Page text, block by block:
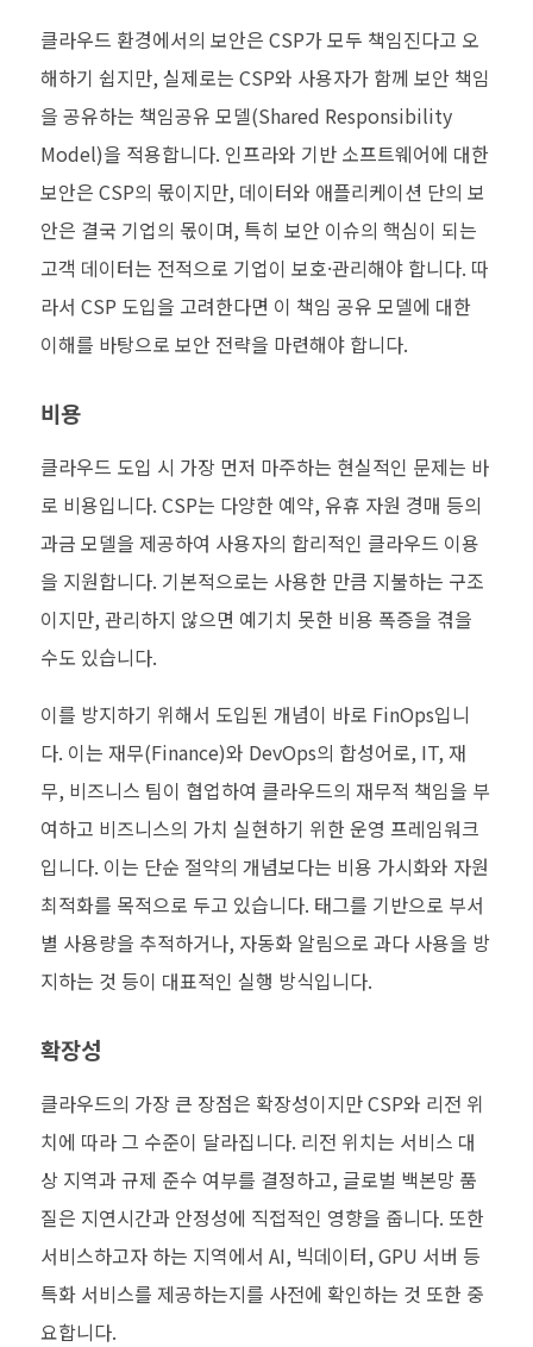
클라우드 환경에서의 보안은 CSP가 모두 책임진다고 오
해하기 쉽지만, 실제로는 CSP와 사용자가 함께 보안 책임
을 공유하는 책임공유 모델(Shared Responsibility
Model)을 적용합니다. 인프라와 기반 소프트웨어에 대한
보안은 CSP의 몫이지만, 데이터와 애플리케이션 단의 보
안은 결국 기업의 몫이며, 특히 보안 이슈의 핵심이 되는
고객 데이터는 전적으로 기업이 보호·관리해야 합니다. 따
라서 CSP 도입을 고려한다면 이 책임 공유 모델에 대한
이해를 바탕으로 보안 전략을 마련해야 합니다.
비용
클라우드 도입 시 가장 먼저 마주하는 현실적인 문제는 바
로 비용입니다. CSP는 다양한 예약, 유휴 자원 경매 등의
과금 모델을 제공하여 사용자의 합리적인 클라우드 이용
을 지원합니다. 기본적으로는 사용한 만큼 지불하는 구조
이지만, 관리하지 않으면 예기치 못한 비용 폭증을 겪을
수도 있습니다.
이를 방지하기 위해서 도입된 개념이 바로 FinOps입니
다. 이는 재무(Finance)와 DevOps의 합성어로, IT, 재
무, 비즈니스 팀이 협업하여 클라우드의 재무적 책임을 부
여하고 비즈니스의 가치 실현하기 위한 운영 프레임워크
입니다. 이는 단순 절약의 개념보다는 비용 가시화와 자원
최적화를 목적으로 두고 있습니다. 태그를 기반으로 부서
별 사용량을 추적하거나, 자동화 알림으로 과다 사용을 방
지하는 것 등이 대표적인 실행 방식입니다.
확장성
클라우드의 가장 큰 장점은 확장성이지만CSP와 리전 위
치에 따라 그 수준이 달라집니다. 리전 위치는 서비스 대
상 지역과 규제 준수 여부를 결정하고, 글로벌 백본망 품
질은 지연시간과 안정성에 직접적인 영향을 줍니다. 또한
서비스하고자 하는 지역에서 AI, 빅데이터, GPU 서버 등
특화 서비스를 제공하는지를 사전에 확인하는 것 또한 중
요합니다.